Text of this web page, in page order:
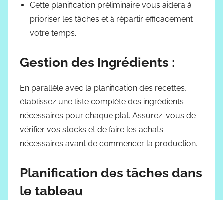
Cette planification préliminaire vous aidera à
prioriser les tâches et à répartir efficacement
votre temps.
Gestion des Ingrédients :
En parallèle avec la planification des recettes,
établissez une liste complète des ingrédients
nécessaires pour chaque plat. Assurez-vous de
vérifier vos stocks et de faire les achats
nécessaires avant de commencer la production.
Planification des tâches dans
le tableau